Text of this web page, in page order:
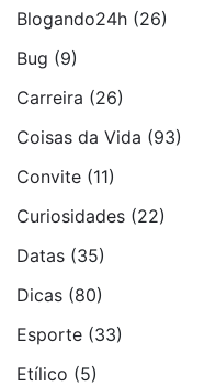
Blogando24h (26)
Bug (9)
Carreira (26)
Coisas da Vida (93)
Convite (11)
Curiosidades (22)
Datas (35)
Dicas (80)
Esporte (33)
Etí­lico (5)